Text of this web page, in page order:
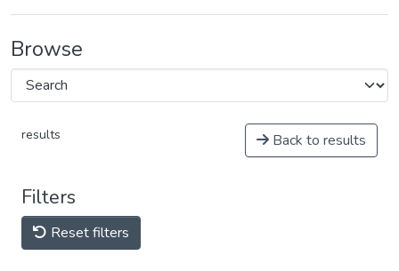
Browse
results Back to results
Filters
Reset filters